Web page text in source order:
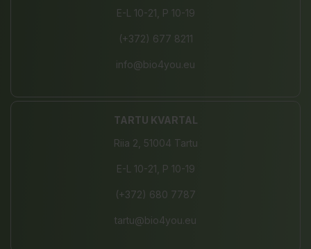
E-L 10-21, P 10-19
(+372) 677 8211
info@bio4you.eu
TARTU KVARTAL
Riia 2, 51004 Tartu
E-L 10-21, P 10-19
(+372) 680 7787
tartu@bio4you.eu